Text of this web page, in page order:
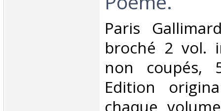
‎Paris
broché 2 vol.
non
Edition
chaque